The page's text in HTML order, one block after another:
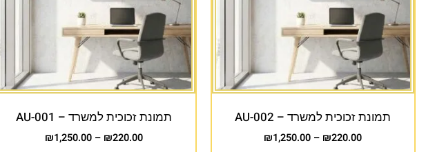
תמונת זכוכית למשרד – AU-002
₪220.00
–
₪1,250.00
תמונת זכוכית למשרד – AU-001
₪220.00
–
₪1,250.00